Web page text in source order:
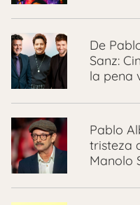
De
Sanz:
la pena
Pablo
tristeza
Manolo